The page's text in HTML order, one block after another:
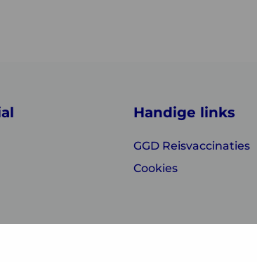
Handige links
GGD Reisvaccinaties
Cookies